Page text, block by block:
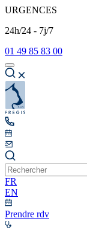
URGENCES
24h/24 - 7j/7
01 49 85 83 00
FR
EN
Prendre rdv